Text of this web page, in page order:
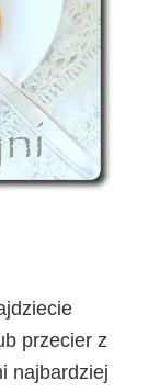
przecier z
najbardziej